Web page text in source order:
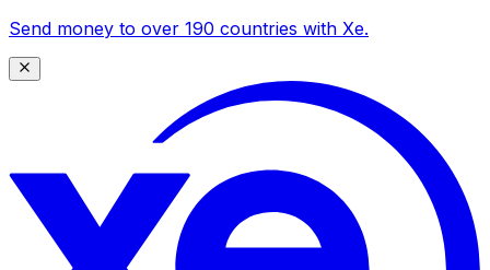
Send money to over 190 countries with Xe.